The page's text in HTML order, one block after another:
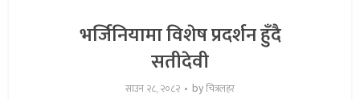
भर्जिनियामा विशेष प्रदर्शन हुँदै
सतीदेवी
साउन २८, २०८२ byचित्रलहर